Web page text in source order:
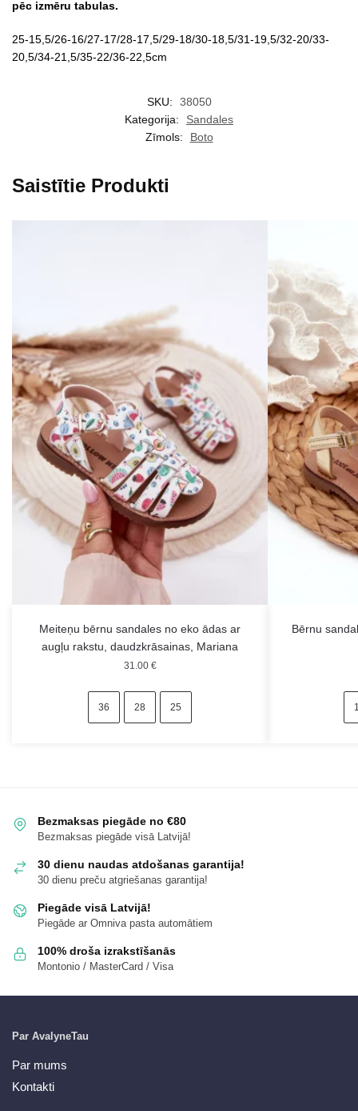
pēc izmēru tabulas.
25-15,5/26-16/27-17/28-17,5/29-18/30-18,5/31-19,5/32-20/33-
20,5/34-21,5/35-22/36-22,5cm
SKU:
38050
Kategorija:
Sandales
Zīmols:
Boto
Saistītie Produkti
Meiteņu bērnu sandales no eko ādas ar
augļu rakstu, daudzkrāsainas, Mariana
31.00 €
36 28 25
Bērnu
Bezmaksas piegāde no €80
Bezmaksas piegāde visā Latvijā!
30 dienu naudas atdošanas garantija!
30 dienu preču atgriešanas garantija!
Piegāde visā Latvijā!
Piegāde ar Omniva pasta automātiem
100% droša izrakstīšanās
Montonio / MasterCard / Visa
Par AvalyneTau
Par mums
Kontakti